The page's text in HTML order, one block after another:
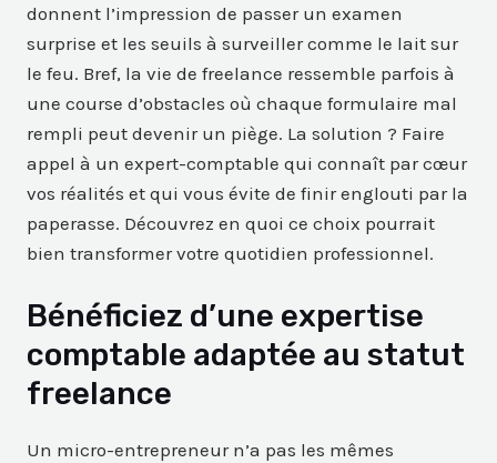
donnent l’impression de passer un examen
surprise et les seuils à surveiller comme le lait sur
le feu. Bref, la vie de freelance ressemble parfois à
une course d’obstacles où chaque formulaire mal
rempli peut devenir un piège. La solution ? Faire
appel à un expert-comptable qui connaît par cœur
vos réalités et qui vous évite de finir englouti par la
paperasse. Découvrez en quoi ce choix pourrait
bien transformer votre quotidien professionnel.
Bénéficiez d’une expertise
comptable adaptée au statut
freelance
Un micro-entrepreneur n’a pas les mêmes